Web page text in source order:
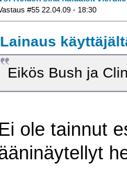
#55 22.04.09 - 18:30
Lainaus
Eikös Bush ja
Ei ole tainnut